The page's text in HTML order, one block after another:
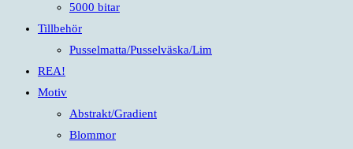
5000 bitar
Tillbehör
Pusselmatta/Pusselväska/Lim
REA!
Motiv
Abstrakt/Gradient
Blommor